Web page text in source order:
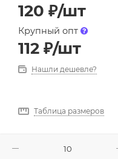
120 ₽/шт
Крупный опт
112 ₽/шт
Нашли дешевле?
Таблица размеров